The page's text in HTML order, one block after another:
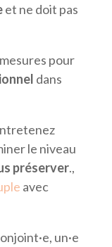
et ne doit pas
pour
dans
le niveau
préserver.,
avec
un·e